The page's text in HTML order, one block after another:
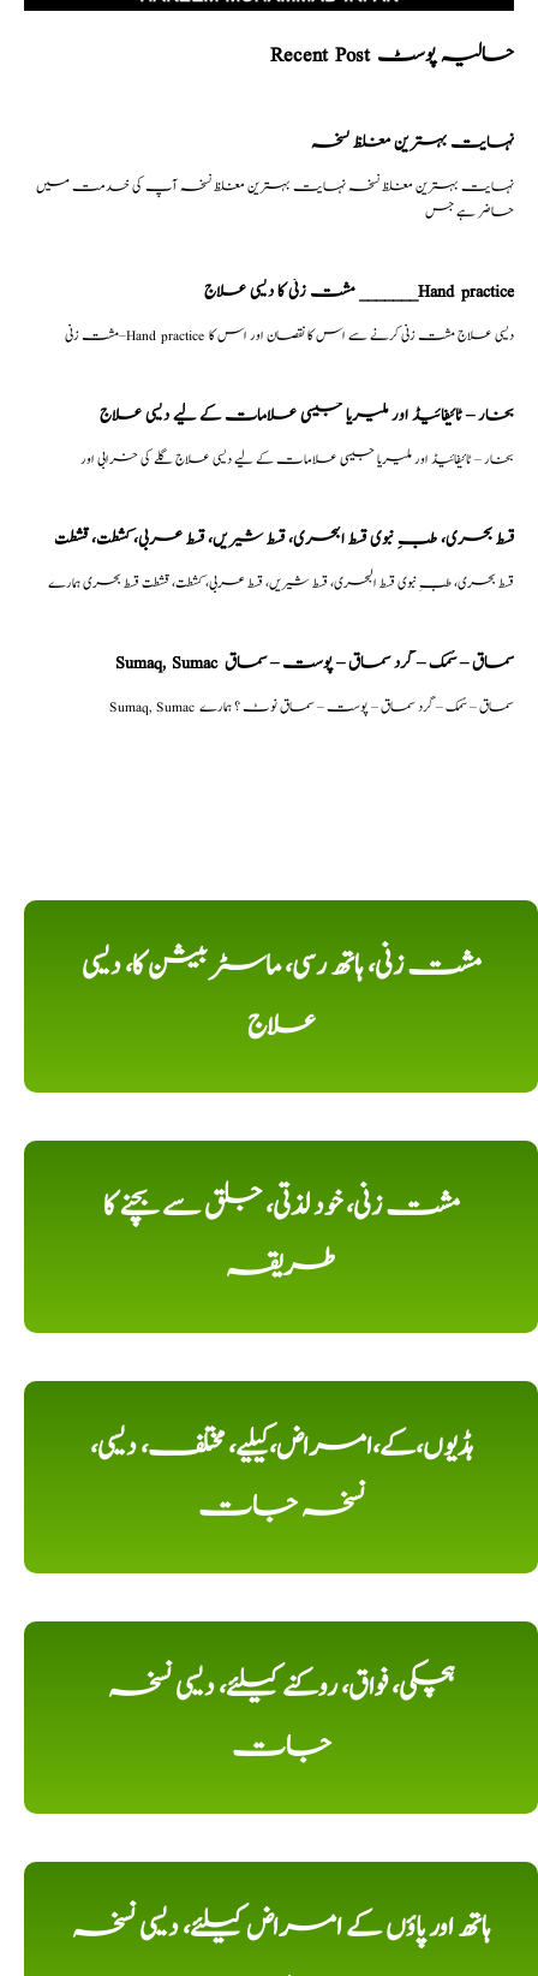
Recent Post حالیہ پوسٹ
نہایت بہترین مغلظ نسخہ
نہایت بہترین مغلظ نسخہ نہایت بہترین مغلظ نسخہ آپ کی خدمت میں
حاضر ہے جس
مشت زنی کا دیسی علاج _______Hand practice
مشت زنی–Hand practice دیسی علاج مشت زنی کرنے سے اس کا نقصان اور اس کا
بخار – ٹائیفائیڈ اور ملیریا جیسی علامات کے لیے دیسی علاج
بخار – ٹائیفائیڈ اور ملیریا جیسی علامات کے لیے دیسی علاج گلے کی خرابی اور
قسط بحری، طبِ نبوی قسط البحری، قسط شیریں، قسط عربی، كشطت، قشطت
قسط بحری، طبِ نبوی قسط البحری، قسط شیریں، قسط عربی، كشطت، قشطت قسط بحری ہمارے
Sumaq, Sumac سماق – سُمک – گرد سماق – پوست – سماق
Sumaq, Sumac سماق – سُمک – گرد سماق – پوست – سماق نوٹ ؟ ہمارے
مشت زنی، ہاتھ رسی، ماسٹر بیشن کا، دیسی
علاج
مشت زنی، خود لذتی، جلق سے بچنے کا
طریقہ
ہڈیوں،کے،امراض،کیلیے، مختلف، دیسی،
نسخہ جات
ہچکی، فواق، روکنے کیلئے، دیسی نسخہ
جات
ہاتھ اور پاؤں کے امراض کیلئے، دیسی نسخہ